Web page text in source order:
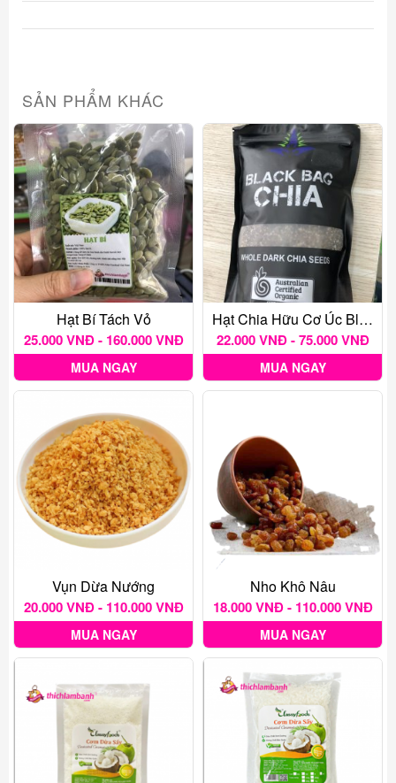
SẢN PHẨM KHÁC
Hạt Bí Tách Vỏ
25.000 VNĐ - 160.000 VNĐ
MUA NGAY
Hạt Chia Hữu Cơ Úc Black Bag
22.000 VNĐ - 75.000 VNĐ
MUA NGAY
Vụn Dừa Nướng
20.000 VNĐ - 110.000 VNĐ
MUA NGAY
Nho Khô Nâu
18.000 VNĐ - 110.000 VNĐ
MUA NGAY